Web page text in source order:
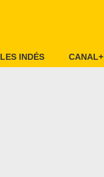
LES INDÉS CANAL+